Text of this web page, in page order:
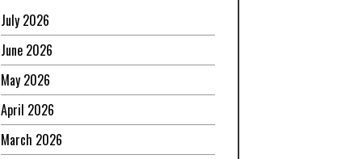
July 2026
June 2026
May 2026
April 2026
March 2026